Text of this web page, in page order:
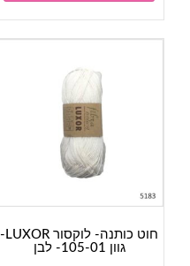
חוט כותנה- לוקסור LUXOR-
גוון 105-01- לבן